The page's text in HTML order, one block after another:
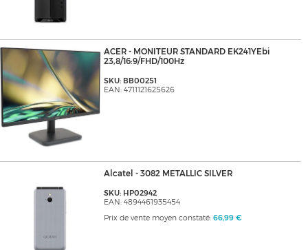
ACER - MONITEUR STANDARD EK241YEbi
23,8/16:9/FHD/100Hz
SKU: BB00251
EAN: 4711121625626
Alcatel - 3082 METALLIC SILVER
SKU: HP02942
EAN: 4894461935454
Prix de vente moyen constaté: 66,99 €